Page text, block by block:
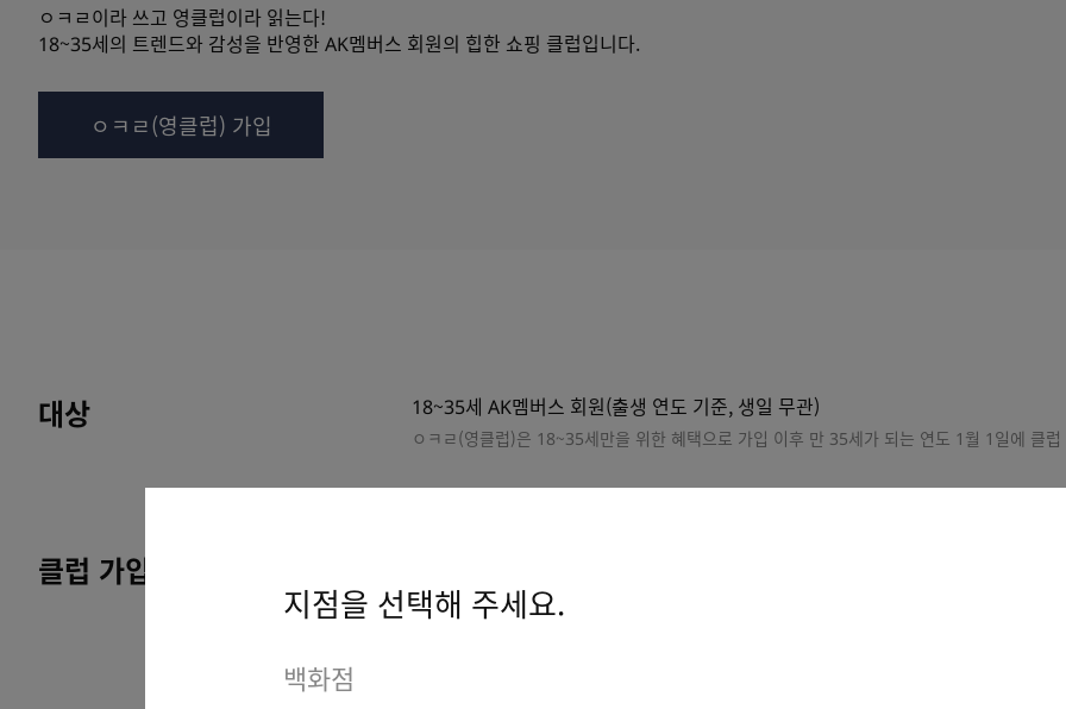
ㅇㅋㄹ이라 쓰고 영클럽이라 읽는다!
18~35세의 트렌드와 감성을 반영한 AK멤버스 회원의 힙한 쇼핑 클럽입니다.
ㅇㅋㄹ(영클럽) 가입
대상 18~35세 AK멤버스 회원(출생 연도 기준, 생일 무관)
ㅇㅋㄹ(영클럽)은 18~35세만을 위한 혜택으로 가입 이후 만 35세가 되는 연도 1월 1일에 클
클럽 가입방법
STEP 01
지점을 선택해 주세요.
백화점